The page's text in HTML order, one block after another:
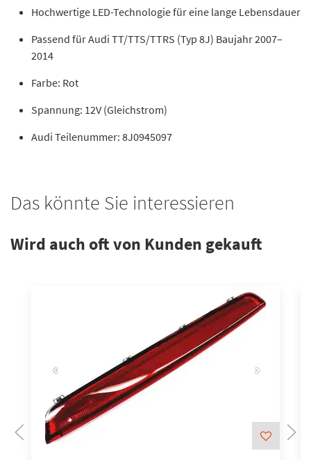
Hochwertige LED-Technologie für eine lange Lebensdauer
Passend für Audi TT/TTS/TTRS (Typ 8J) Baujahr 2007–
2014
Farbe: Rot
Spannung: 12V (Gleichstrom)
Audi Teilenummer: 8J0945097
Das könnte Sie interessieren
Wird auch oft von Kunden gekauft